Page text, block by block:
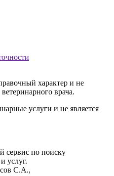
характер и не
врача.
услуги и не является
по поиску
услуг.
С.А.,